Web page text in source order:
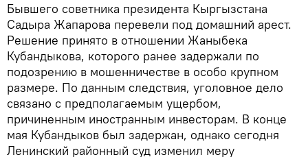
Бывшего советника президента Кыргызстана
Садыра Жапарова перевели под домашний арест.
Решение принято в отношении Жаныбека
Кубандыкова, которого ранее задержали по
подозрению в мошенничестве в особо крупном
размере. По данным следствия, уголовное дело
связано с предполагаемым ущербом,
причиненным иностранным инвесторам. В конце
мая Кубандыков был задержан, однако сегодня
Ленинский районный суд изменил меру